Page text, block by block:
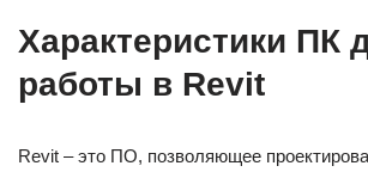
Характеристики ПК
работы в Revit
Revit – это ПО, позволяющее